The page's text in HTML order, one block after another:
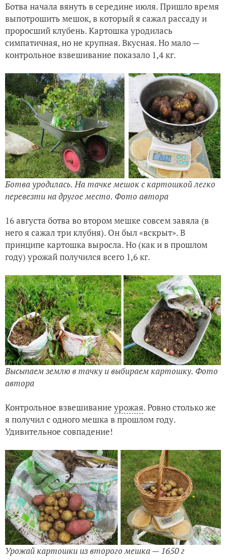
Ботва начала вянуть в середине июля. Пришло время
выпотрошить мешок, в который я сажал рассаду и
проросший клубень. Картошка уродилась
симпатичная, но не крупная. Вкусная. Но мало —
контрольное взвешивание показало 1,4 кг.
Ботва уродилась. На тачке мешок с картошкой легко
перевезти на другое место. Фото автора
16 августа ботва во втором мешке совсем завяла (в
него я сажал три клубня). Он был «вскрыт». В
принципе картошка выросла. Но (как и в прошлом
году) урожай получился всего 1,6 кг.
Высыпаем землю в тачку и выбираем картошку. Фото
автора
Контрольное взвешивание урожая. Ровно столько же
я получил с одного мешка в прошлом году.
Удивительное совпадение!
Урожай картошки из второго мешка — 1650 г